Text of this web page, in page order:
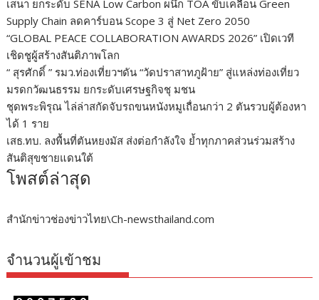
เสนา ยกระดับ SENA Low Carbon ผนึก TOA ขับเคลื่อน Green
Supply Chain ลดคาร์บอน Scope 3 สู่ Net Zero 2050
“GLOBAL PEACE COLLABORATION AWARDS 2026” เปิดเวที
เชิดชูผู้สร้างสันติภาพโลก
“ สุรศักดิ์ ” รมว.ท่องเที่ยวฯดัน “วัดปราสาทภูฝ้าย” สู่แหล่งท่องเที่ยว
มรดกวัฒนธรรม ยกระดับเศรษฐกิจชุ มชน
ชุดพระพิรุณ ไล่ล่าสกัดจับรถขนหนังหมูเถื่อนกว่า 2 ตันรวบผู้ต้องหา
ได้ 1 ราย
เสธ.ทบ. ลงพื้นที่ตันหยงมัส ส่งต่อกำลังใจ ย้ำทุกภาคส่วนร่วมสร้าง
สันติสุขชายแดนใต้
โพสต์ล่าสุด
สำนักข่าวช่องข่าวไทย\Ch-newsthailand.com
จำนวนผู้เข้าชม